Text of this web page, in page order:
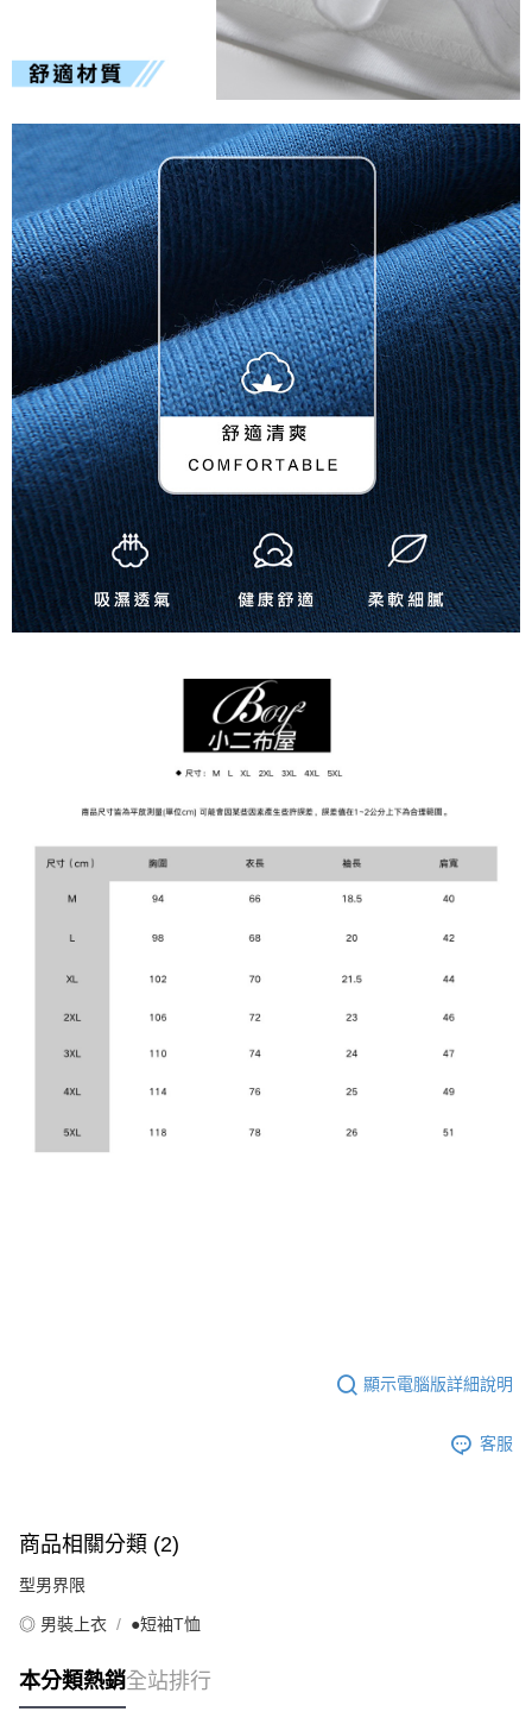
顯示電腦版詳細說明
客服
商品相關分類 (2)
型男界限
◎ 男裝上衣 ●短袖T恤
本分類熱銷全站排行